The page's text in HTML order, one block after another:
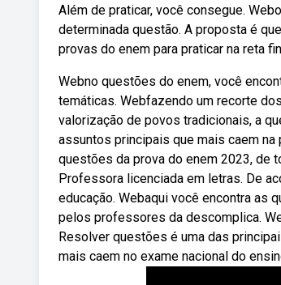
Além de praticar, você consegue.
determinada questão. A proposta é
provas do enem para praticar na reta
Webno questões do enem, você
temáticas. Webfazendo um recorte
valorização de povos tradicionais, a
assuntos principais que mais caem
questões da prova do enem 2023, de
Professora licenciada em letras. De
educação. Webaqui você encontra as
pelos professores da descomplica.
Resolver questões é uma das
mais caem no exame nacional do